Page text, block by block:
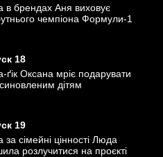
в брендах Аня виховує
чемпіона Формули-1
18
Оксана мріє подарувати
дітям
19
сімейні цінності Люда
розлучитися на проєкті